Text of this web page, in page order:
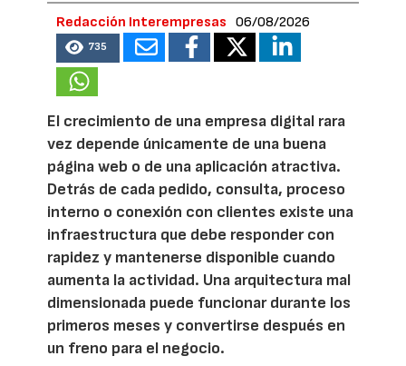
Redacción Interempresas 06/08/2026
735
El crecimiento de una empresa digital rara
vez depende únicamente de una buena
página web o de una aplicación atractiva.
Detrás de cada pedido, consulta, proceso
interno o conexión con clientes existe una
infraestructura que debe responder con
rapidez y mantenerse disponible cuando
aumenta la actividad. Una arquitectura mal
dimensionada puede funcionar durante los
primeros meses y convertirse después en
un freno para el negocio.